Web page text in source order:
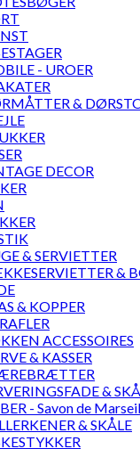
- UROER
&
DECOR
& SERVIETTER
&
& KOPPER
ACCESSOIRES
& KASSER
&
- Savon de
& SKÅLE